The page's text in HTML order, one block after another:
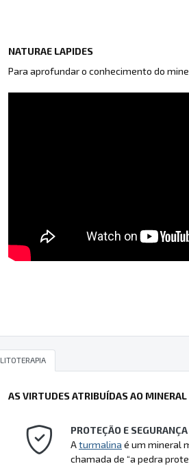
NATURAE LAPIDES
Para aprofundar o conhecimento do
LITOTERAPIA
AS VIRTUDES ATRIBUÍDAS AO
PROTEÇÃO E SEGURANÇA
Aturmalina é um mineral
chamada de “a pedra